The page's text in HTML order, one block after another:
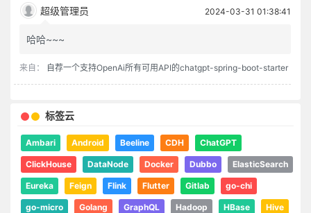
超级管理员 2024-03-31 01:38:41
哈哈~~~
来自： 自荐一个支持OpenAi所有可用API的chatgpt-spring-boot-starter
标签云
Ambari Android Beeline CDH ChatGPT
ClickHouse DataNode Docker Dubbo ElasticSearch
Eureka Feign Flink Flutter Gitlab go-chi
go-micro Golang GraphQL Hadoop HBase Hive